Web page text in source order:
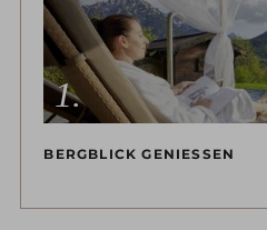
BERGBLICK GENIESSEN